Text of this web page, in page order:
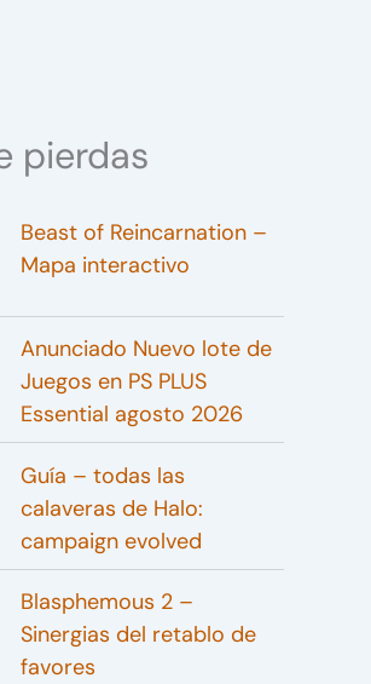
pierdas
Beast of Reincarnation –
Mapa interactivo
Anunciado Nuevo lote de
Juegos en PS PLUS
Essential agosto 2026
Guía – todas las
calaveras de Halo:
campaign evolved
Blasphemous 2 –
Sinergias del retablo de
favores